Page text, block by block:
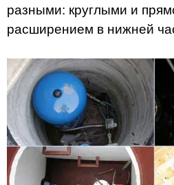
разными: круглыми и
расширением в нижней